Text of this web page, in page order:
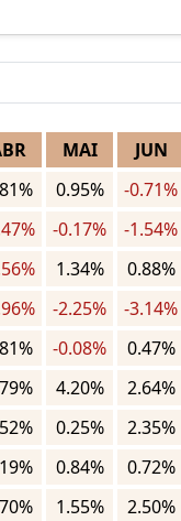
MAI JUN
0.95% -0.71%
-0.17% -1.54%
1.34% 0.88%
-2.25% -3.14%
-0.08% 0.47%
4.20% 2.64%
0.25% 2.35%
0.84% 0.72%
1.55% 2.50%